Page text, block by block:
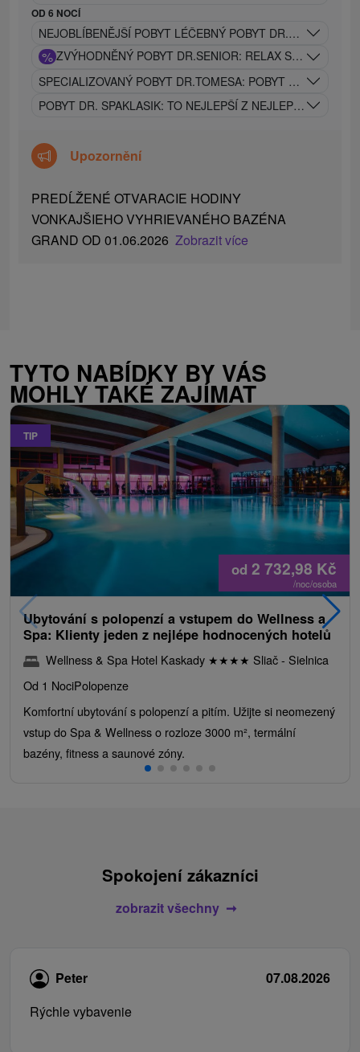
OD 6 NOCÍ
NEJOBLÍBENĚJŠÍ POBYT LÉČEBNÝ POBYT DR.KLASIK:
% ZVÝHODNĚNÝ POBYT DR.SENIOR: RELAX S LÉČIVOU
SPECIALIZOVANÝ POBYT DR.TOMESA: POBYT ZEJMÉNA
POBYT DR. SPAKLASIK: TO NEJLEPŠÍ Z NEJLEPŠÍHO
Upozornění
PREDĹŽENÉ OTVARACIE HODINY
VONKAJŠIEHO VYHRIEVANÉHO BAZÉNA
GRAND OD 01.06.2026Zobrazit více
TYTO NABÍDKY BY VÁS
MOHLY TAKÉ ZAJÍMAT
TIP
od 2 732,98 Kč
/noc/osoba
Ubytování s polopenzí a vstupem do Wellness a
Spa: Klienty jeden z nejlépe hodnocených hotelů
Wellness & Spa Hotel Kaskady ★★★★ Sliač - Sielnica
Od 1 NociPolopenze
Komfortní ubytování s polopenzí a pitím. Užijte si neomezený
vstup do Spa & Wellness o rozloze 3000 m², termální
bazény, fitness a saunové zóny.
Spokojení zákazníci
zobrazit všechny
Peter
07.08.2026
Rýchle vybavenie